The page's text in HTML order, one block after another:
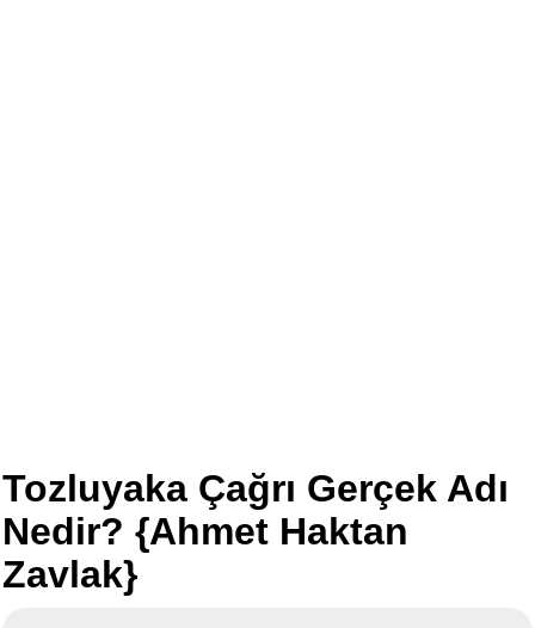
Tozluyaka Çağrı Gerçek Adı
Nedir? {Ahmet Haktan
Zavlak}